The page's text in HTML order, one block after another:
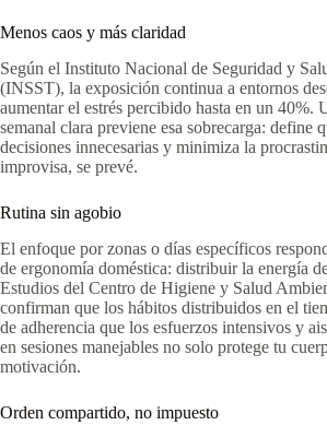
Menos caos y más claridad
Según el Instituto Nacional de Seguridad y
(INSST), la exposición continua a entornos
aumentar el estrés percibido hasta en un 40%.
semanal clara previene esa sobrecarga: define
decisiones innecesarias y minimiza la
improvisa, se prevé.
Rutina sin agobio
El enfoque por zonas o días específicos
de ergonomía doméstica: distribuir la energía
Estudios del Centro de Higiene y Salud
confirman que los hábitos distribuidos en el
de adherencia que los esfuerzos intensivos y
en sesiones manejables no solo protege tu
motivación.
Orden compartido, no impuesto